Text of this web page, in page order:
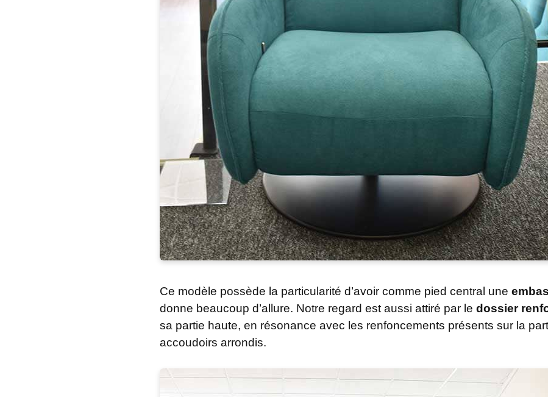
Ce modèle possède la particularité d’avoir comme pied central une
donne beaucoup d’allure. Notre regard est aussi attiré par le dossier
sa partie haute, en résonance avec les renfoncements présents sur la
accoudoirs arrondis.